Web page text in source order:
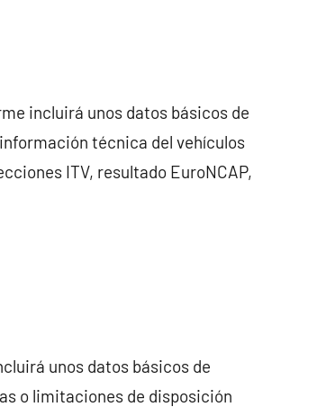
incluirá unos datos básicos de
técnica del vehículos
ITV, resultado EuroNCAP,
unos datos básicos de
o limitaciones de disposición